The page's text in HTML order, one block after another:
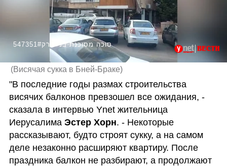
547351#סוכה מסוכנת בני ברק
(Висячая сукка в Бней-Браке)
"В последние годы размах строительства
висячих балконов превзошел все ожидания, -
сказала в интервью Ynet жительница
Иерусалима Эстер Хорн. - Некоторые
рассказывают, будто строят сукку, а на самом
деле незаконно расширяют квартиру. После
праздника балкон не разбирают, а продолжают